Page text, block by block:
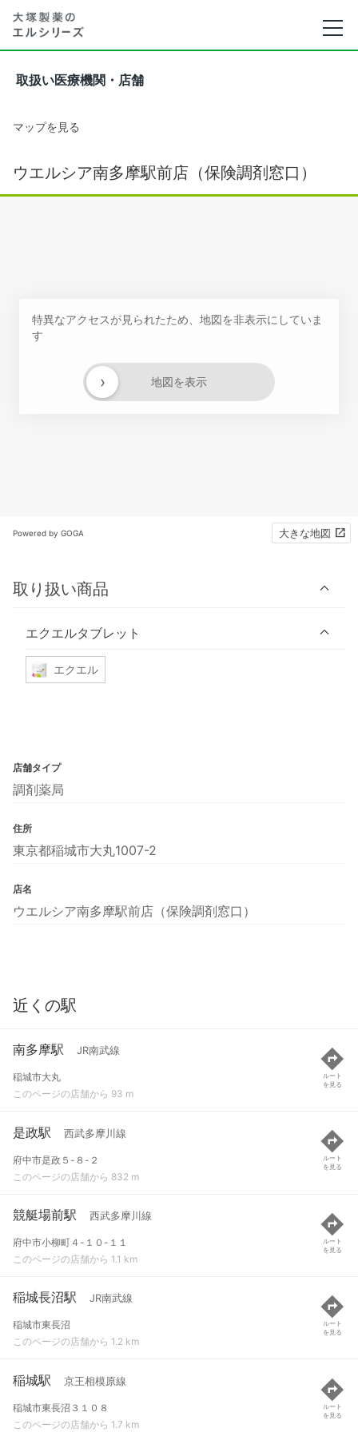
取扱い医療機関・店舗
マップを見る
ウエルシア南多摩駅前店（保険調剤窓口）
特異なアクセスが見られたため、地図を非表示にしていま
す
地図を表示
›
Powered by GOGA 大きな地図
取り扱い商品
エクエルタブレット
エクエル
店舗タイプ
調剤薬局
住所
東京都稲城市大丸1007-2
店名
ウエルシア南多摩駅前店（保険調剤窓口）
近くの駅
南多摩駅 JR南武線
稲城市大丸
このページの店舗から 93 m
ルート
を見る
是政駅 西武多摩川線
府中市是政５-８-２
このページの店舗から 832 m
ルート
を見る
競艇場前駅 西武多摩川線
府中市小柳町４-１０-１１
このページの店舗から 1.1 km
ルート
を見る
稲城長沼駅 JR南武線
稲城市東長沼
このページの店舗から 1.2 km
ルート
を見る
稲城駅 京王相模原線
稲城市東長沼３１０８
このページの店舗から 1.7 km
ルート
を見る